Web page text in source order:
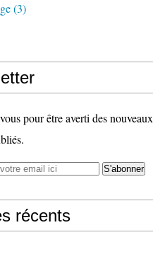
(3)
pour être averti des nouveaux
récents